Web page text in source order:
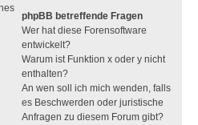
phpBB betreffende Fragen
Wer hat diese Forensoftware
entwickelt?
Warum ist Funktion x oder y nicht
enthalten?
An wen soll ich mich wenden, falls
es Beschwerden oder juristische
Anfragen zu diesem Forum gibt?